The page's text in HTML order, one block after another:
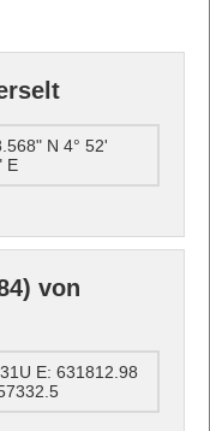
N 4° 52'
E
von
E: 631812.98